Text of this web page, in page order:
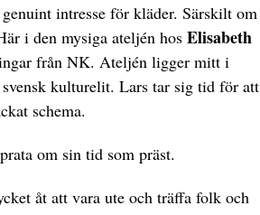
intresse för kläder. Särskilt om
i den mysiga ateljén hos Elisabeth
från NK. Ateljén ligger mitt i
kulturelit. Lars tar sig tid för att
schema.
om sin tid som präst.
åt att vara ute och träffa folk och